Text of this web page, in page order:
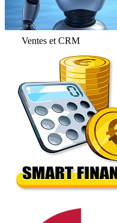
Ventes et CRM